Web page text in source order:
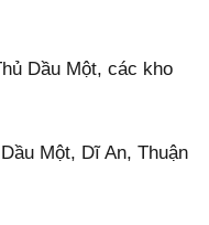
Dầu Một, các kho
Một, Dĩ An, Thuận